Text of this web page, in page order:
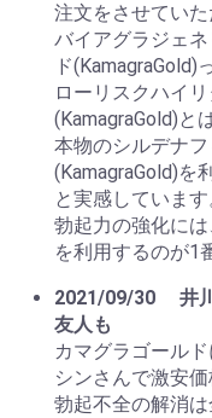
注文をさせていた
バイアグラジェ
ド(KamagraGold)
ローリスクハイ
(KamagraGold)と
本物のシルデナ
(KamagraGold)を
と実感しています
勃起力の強化に
を利用するのが1
2021/09/30
井
友人も
カマグラゴール
シンさんで激安
勃起不全の解消